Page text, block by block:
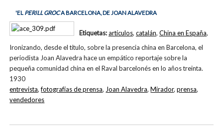
'ELPERILL GROCA BARCELONA, DE JOAN ALAVEDRA
Ironizando, desde el título, sobre la presencia china en Barcelona, el
periodista Joan Alavedra hace un empático reportaje sobre la
pequeña comunidad china en el Raval barcelonés en lo años treinta.
1930
Etiquetas:artículos, catalán, China en España,
entrevista,fotografías de prensa, Joan Alavedra,Mirador,prensa,
vendedores